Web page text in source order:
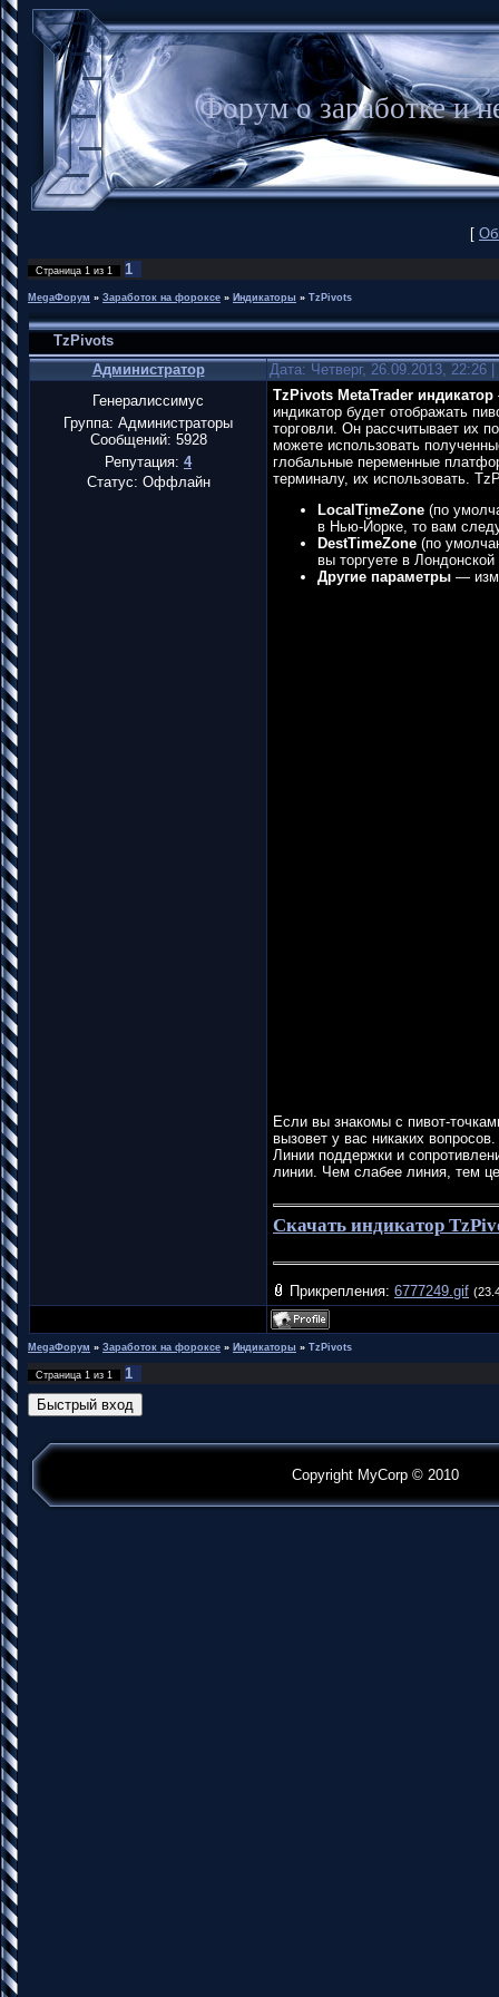
Форум о заработке
[
Страница 1 из 1 1
MegaФорум » Заработок на фороксе » Индикаторы » TzPivots
TzPivots
Администратор
Дата: Четверг, 26.09.2013,
Генералиссимус
Группа: Администраторы
Сообщений: 5928
Репутация: 4
Статус: Оффлайн
TzPivots MetaTrader индикатор
индикатор будет отображать
торговли. Он рассчитывает их
можете использовать
глобальные переменные
терминалу, их использовать.
LocalTimeZone (по
в Нью-Йорке, то вам
DestTimeZone (по
вы торгуете в
Другие параметры —
Если вы знакомы с пивот-
вызовет у вас никаких
Линии поддержки и
линии. Чем слабее линия, тем
Скачать индикатор
Прикрепления: 6777249.gif
MegaФорум » Заработок на фороксе » Индикаторы » TzPivots
Страница 1 из 1 1
Copyright MyCorp © 2010